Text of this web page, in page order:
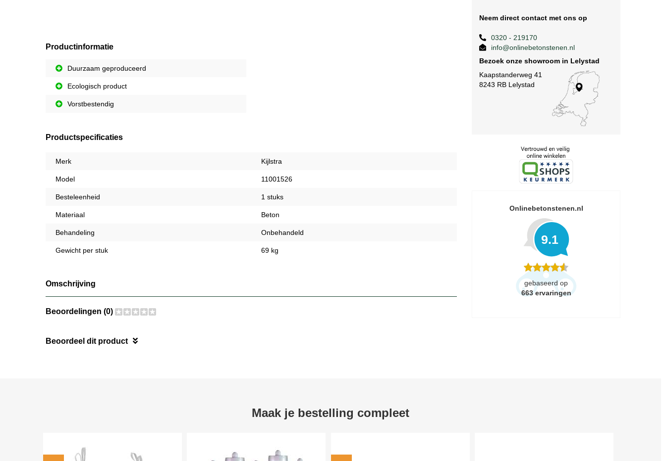
Productinformatie
Duurzaam geproduceerd
Ecologisch product
Vorstbestendig
Productspecificaties
Merk Kijlstra
Model 11001526
Besteleenheid 1 stuks
Materiaal Beton
Behandeling Onbehandeld
Gewicht per stuk 69 kg
Omschrijving
Beoordelingen (0)
Beoordeel dit product
Neem direct contact met ons op
0320 - 219170
info@onlinebetonstenen.nl
Bezoek onze showroom in Lelystad
Kaapstanderweg 41
8243 RB Lelystad
Onlinebetonstenen.nl
9.1
gebaseerd op
663 ervaringen
Maak je bestelling compleet